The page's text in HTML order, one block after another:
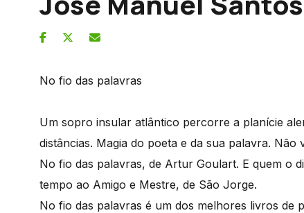
No fio das palavras
Um sopro insular atlântico percorre a planície
distâncias. Magia do poeta e da sua palavra.
No fio das palavras, de Artur Goulart. E quem o
tempo ao Amigo e Mestre, de São Jorge.
No fio das palavras é um dos melhores livros de